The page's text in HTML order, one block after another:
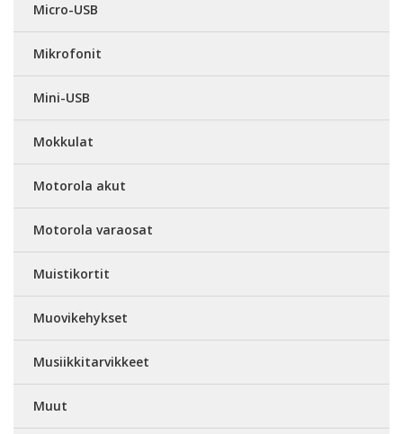
Micro-USB
Mikrofonit
Mini-USB
Mokkulat
Motorola akut
Motorola varaosat
Muistikortit
Muovikehykset
Musiikkitarvikkeet
Muut